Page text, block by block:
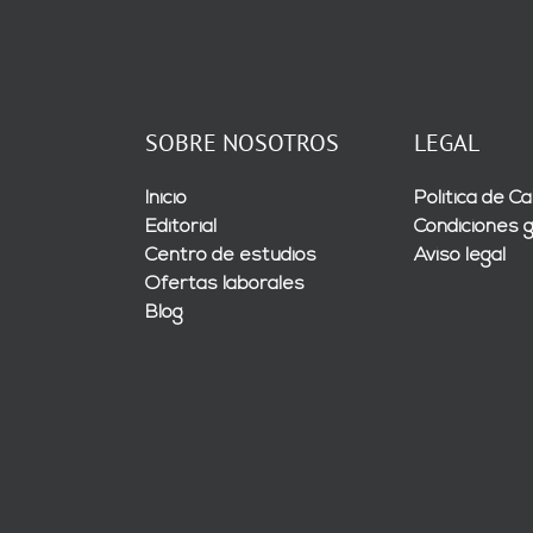
SOBRE NOSOTROS
Inicio
Editorial
Centro de estudios
Ofertas laborales
Blog
LEGAL
Política de
Condiciones
Aviso legal